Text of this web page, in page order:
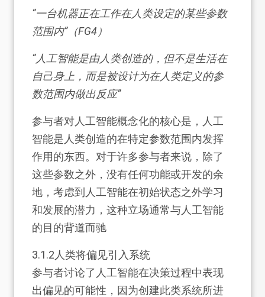
“一台机器正在工作在人类设定的某些参数
范围内”（FG4）
“人工智能是由人类创造的，但不是生活在
自己身上，而是被设计为在人类定义的参
数范围内做出反应”
参与者对人工智能概念化的核心是，人工
智能是人类创造的在特定参数范围内发挥
作用的东西。对于许多参与者来说，除了
这些参数之外，没有任何功能或开发的余
地，考虑到人工智能在初始状态之外学习
和发展的潜力，这种立场通常与人工智能
的目的背道而驰
3.1.2 人类将偏见引入系统
参与者讨论了人工智能在决策过程中表现
出偏见的可能性，因为创建此类系统所进